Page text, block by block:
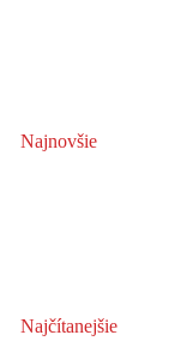
Najnovšie
Najčítanejšie